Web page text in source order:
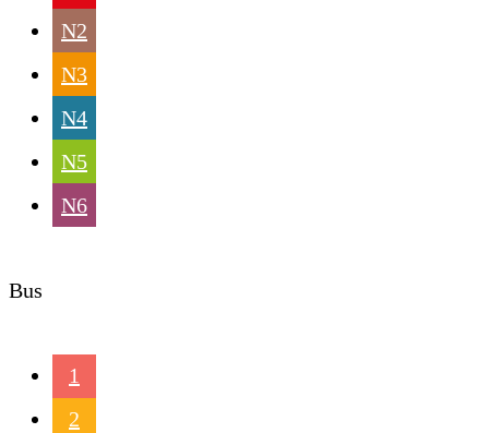
N2
N3
N4
N5
N6
Bus
1
2